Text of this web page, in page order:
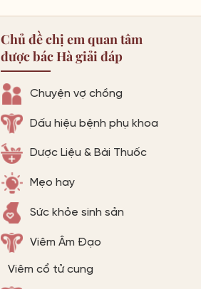
Chủ đề chị em quan tâm
được bác Hà giải đáp
Chuyện vợ chồng
Dấu hiệu bệnh phụ khoa
Dược Liệu & Bài Thuốc
Mẹo hay
Sức khỏe sinh sản
Viêm Âm Đạo
Viêm cổ tử cung